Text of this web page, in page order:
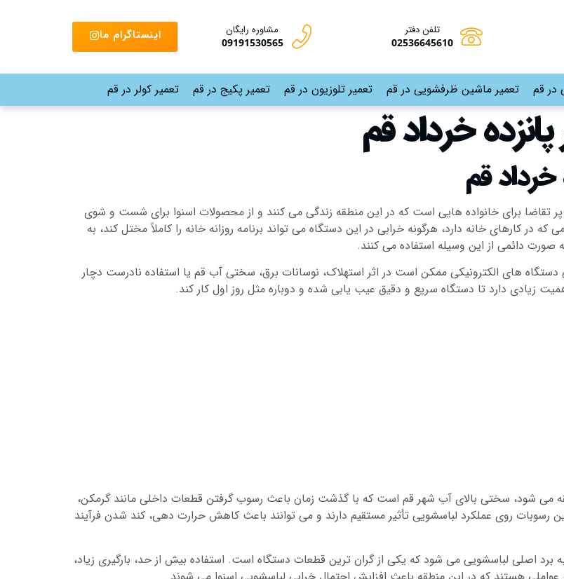
تلفن دفتر
02536645610
مشاوره رایگان
09191530565 اینستاگرام ما
در قم تعمیر ماشین ظرفشویی در قم تعمیر تلوزیون در قم تعمیر پکیج در قم تعمیر کولر در قم
خرداد قم
خرداد قم
تقاضا برای خانواده هایی است که در این منطقه زندگی می کنند و از محصولات اسنوا برای شست و شوی
در کارهای خانه دارد، هرگونه خرابی در این دستگاه می تواند برنامه روزانه خانه را کاملاً مختل کند، به
صورت دائمی از این وسیله استفاده می کنند.
دستگاه های الکترونیکی ممکن است در اثر استهلاک، نوسانات برق، سختی آب قم یا استفاده نادرست دچار
زیادی دارد تا دستگاه سریع و دقیق عیب یابی شده و دوباره مثل روز اول کار کند.
می شود، سختی بالای آب شهر قم است که با گذشت زمان باعث رسوب گرفتن قطعات داخلی مانند گرمکن،
روی عملکرد لباسشویی تأثیر مستقیم دارند و می توانند باعث کاهش حرارت دهی، کند شدن فرآیند
برد اصلی لباسشویی می شود که یکی از گران ترین قطعات دستگاه است. استفاده بیش از حد، بارگیری زیاد،